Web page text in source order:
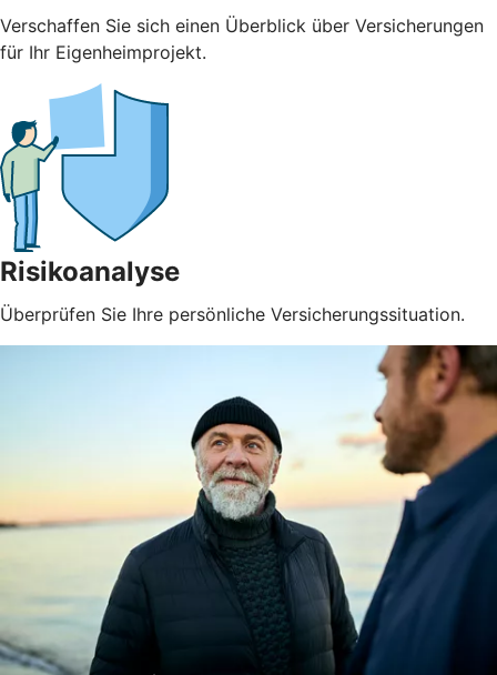
Verschaffen Sie sich einen Überblick über Versicherungen
für Ihr Eigenheimprojekt.
Risikoanalyse
Überprüfen Sie Ihre persönliche Versicherungssituation.